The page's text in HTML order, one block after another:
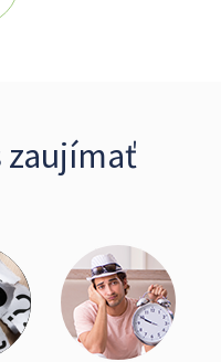
zaujímať